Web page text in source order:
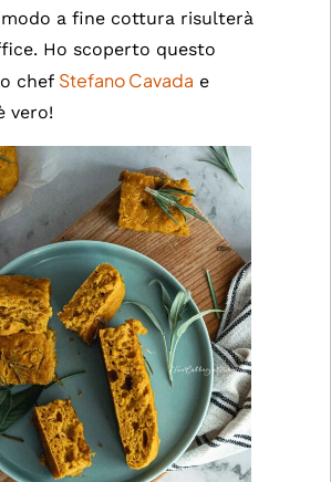
a fine cottura risulterà
Ho scoperto questo
chef Stefano Cavada e
vero!